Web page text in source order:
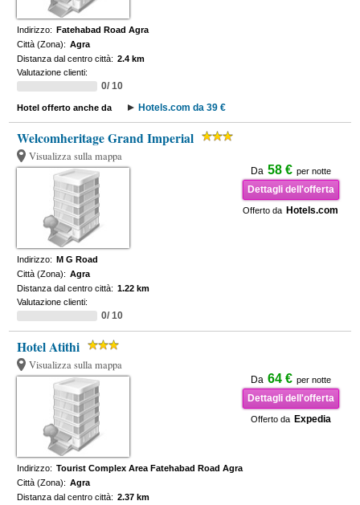
Indirizzo: Fatehabad Road Agra
Città (Zona): Agra
Distanza dal centro città: 2.4 km
Valutazione clienti:
0/ 10
Hotel offerto anche da Hotels.com da 39 €
Welcomheritage Grand Imperial
Visualizza sulla mappa
Da 58 € per notte
Dettagli dell'offerta
Offerto da Hotels.com
Indirizzo: M G Road
Città (Zona): Agra
Distanza dal centro città: 1.22 km
Valutazione clienti:
0/ 10
Hotel Atithi
Visualizza sulla mappa
Da 64 € per notte
Dettagli dell'offerta
Offerto da Expedia
Indirizzo: Tourist Complex Area Fatehabad Road Agra
Città (Zona): Agra
Distanza dal centro città: 2.37 km